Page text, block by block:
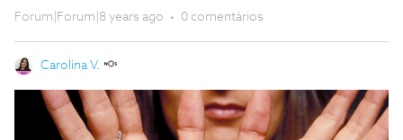
Forum|Forum|8 years ago 0 comentários
Carolina V.